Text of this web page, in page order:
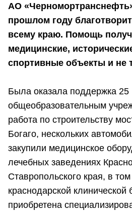
АО
прошлом году
всему краю. Помощь
медицинские,
спортивные объекты и не
Была оказала поддержка 25
общеобразовательным
работа по строительству
Богаго, нескольких
закупили медицинское
лечебных заведениях
Ставропольского края, в
краснодарской
приобретена